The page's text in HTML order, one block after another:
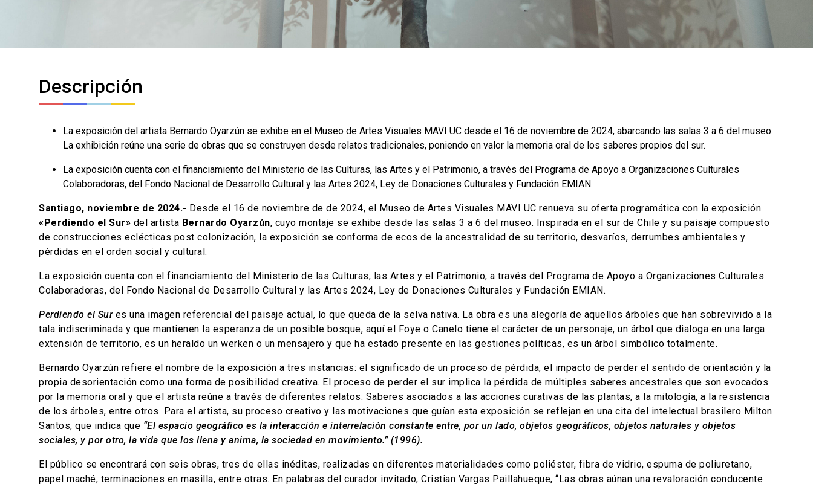
Descripción
La exposición del artista Bernardo Oyarzún se exhibe en el Museo de Artes Visuales MAVI UC desde el 16 de noviembre de 2024, abarcando las salas 3 a 6 del museo.
La exhibición reúne una serie de obras que se construyen desde relatos tradicionales, poniendo en valor la memoria oral de los saberes propios del sur.
La exposición cuenta con el financiamiento del Ministerio de las Culturas, las Artes y el Patrimonio, a través del Programa de Apoyo a Organizaciones Culturales
Colaboradoras, del Fondo Nacional de Desarrollo Cultural y las Artes 2024, Ley de Donaciones Culturales y Fundación EMIAN.
Santiago, noviembre de 2024.- Desde el 16 de noviembre de de 2024, el Museo de Artes Visuales MAVI UC renueva su oferta programática con la exposición
«Perdiendo el Sur» del artista Bernardo Oyarzún, cuyo montaje se exhibe desde las salas 3 a 6 del museo. Inspirada en el sur de Chile y su paisaje compuesto
de construcciones eclécticas post colonización, la exposición se conforma de ecos de la ancestralidad de su territorio, desvaríos, derrumbes ambientales y
pérdidas en el orden social y cultural.
La exposición cuenta con el financiamiento del Ministerio de las Culturas, las Artes y el Patrimonio, a través del Programa de Apoyo a Organizaciones Culturales
Colaboradoras, del Fondo Nacional de Desarrollo Cultural y las Artes 2024, Ley de Donaciones Culturales y Fundación EMIAN.
Perdiendo el Sures una imagen referencial del paisaje actual, lo que queda de la selva nativa. La obra es una alegoría de aquellos árboles que han sobrevivido a la
tala indiscriminada y que mantienen la esperanza de un posible bosque, aquí el Foye o Canelo tiene el carácter de un personaje, un árbol que dialoga en una larga
extensión de territorio, es un heraldo un werken o un mensajero y que ha estado presente en las gestiones políticas, es un árbol simbólico totalmente.
Bernardo Oyarzún refiere el nombre de la exposición a tres instancias: el significado de un proceso de pérdida, el impacto de perder el sentido de orientación y la
propia desorientación como una forma de posibilidad creativa. El proceso de perder el sur implica la pérdida de múltiples saberes ancestrales que son evocados
por la memoria oral y que el artista reúne a través de diferentes relatos: Saberes asociados a las acciones curativas de las plantas, a la mitología, a la resistencia
de los árboles, entre otros. Para el artista, su proceso creativo y las motivaciones que guían esta exposición se reflejan en una cita del intelectual brasilero Milton
Santos, que indica que “El espacio geográfico es la interacción e interrelación constante entre, por un lado, objetos geográficos, objetos naturales y objetos
sociales, y por otro, la vida que los llena y anima, la sociedad en movimiento.” (1996).
El público se encontrará con seis obras, tres de ellas inéditas, realizadas en diferentes materialidades como poliéster, fibra de vidrio, espuma de poliuretano,
papel maché, terminaciones en masilla, entre otras. En palabras del curador invitado, Cristian Vargas Paillahueque, “Las obras aúnan una revaloración conducente